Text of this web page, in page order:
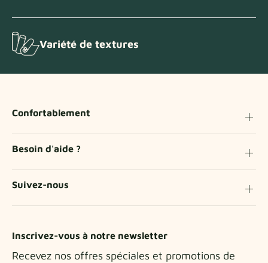
Variété de textures
Inscrivez-vous à notre newsletter
Recevez nos offres spéciales et promotions de
Confortablement
Besoin d'aide ?
Suivez-nous